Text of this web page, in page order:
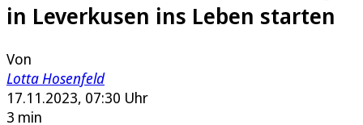
in Leverkusen ins Leben starten
Von
Lotta Hosenfeld
17.11.2023, 07:30 Uhr
3 min